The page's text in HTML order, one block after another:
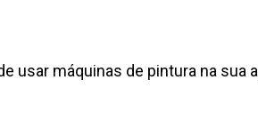
usar máquinas de pintura na sua